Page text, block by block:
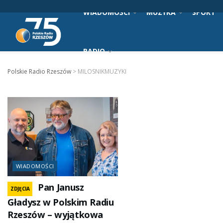
WIADOMOŚCI MUZYKA SPORT
RADIO
Polskie Radio Rzeszów > MILOSNIKMUZYKI
WIADOMOŚCI
ZDJĘCIA
Pan Janusz
Gładysz w Polskim Radiu
Rzeszów – wyjątkowa